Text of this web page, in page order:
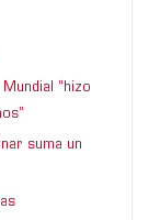
“hizo
suma un